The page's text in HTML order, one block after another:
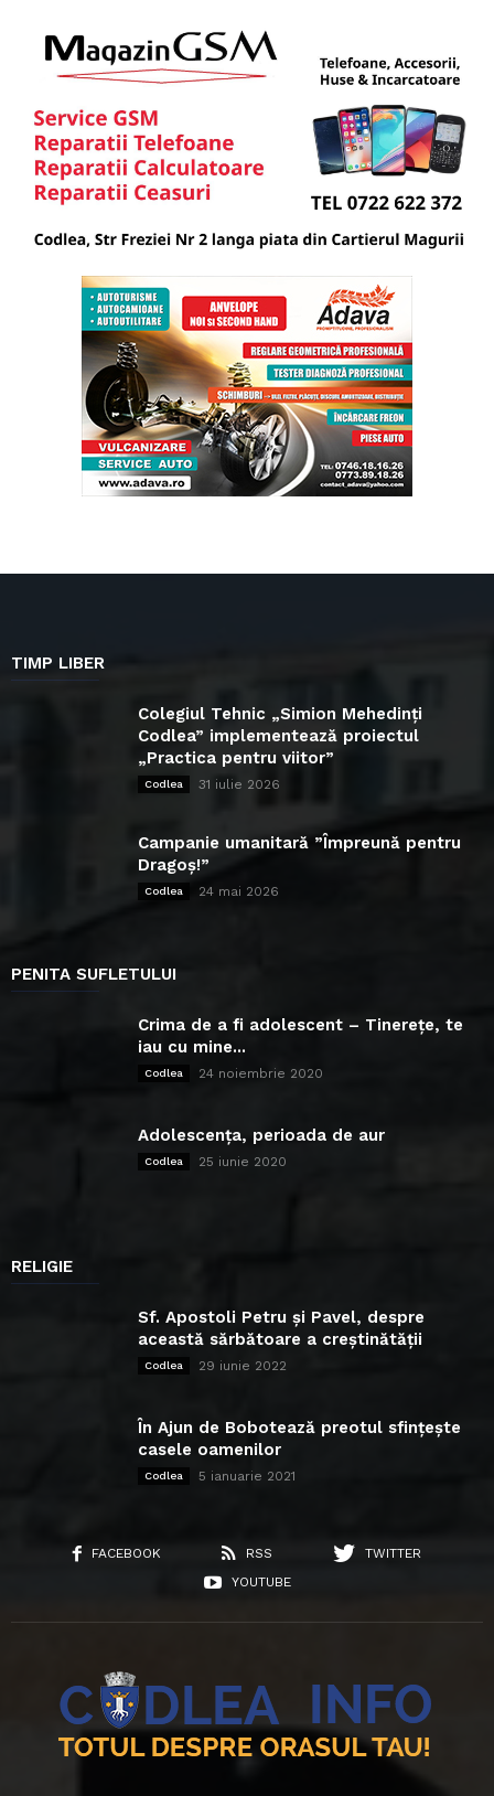
TIMP LIBER
Colegiul Tehnic „Simion Mehedinți
Codlea” implementează proiectul
„Practica pentru viitor”
Codlea 31 iulie 2026
Campanie umanitară ”Împreună pentru
Dragoș!”
Codlea 24 mai 2026
PENITA SUFLETULUI
Crima de a fi adolescent – Tinerețe, te
iau cu mine...
Codlea 24 noiembrie 2020
Adolescența, perioada de aur
Codlea 25 iunie 2020
RELIGIE
Sf. Apostoli Petru și Pavel, despre
această sărbătoare a creștinătății
Codlea 29 iunie 2022
În Ajun de Bobotează preotul sfințește
casele oamenilor
Codlea 5 ianuarie 2021
FACEBOOK RSS
TWITTER
YOUTUBE